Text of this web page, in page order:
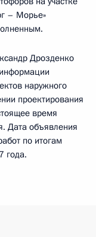
– Морье»
Дрозденко
наружного
проектирования
время
Дата объявления
по итогам
года.